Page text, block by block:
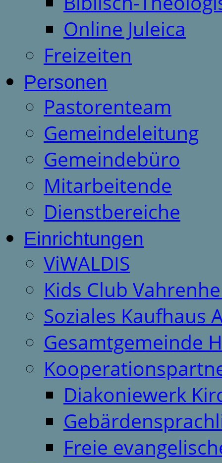
Online Juleica
Freizeiten
Personen
Pastorenteam
Gemeindeleitung
Gemeindebüro
Mitarbeitende
Dienstbereiche
Einrichtungen
ViWALDIS
Kids Club
Soziales Kaufhaus
Gesamtgemeinde
Diakoniewerk
Freie